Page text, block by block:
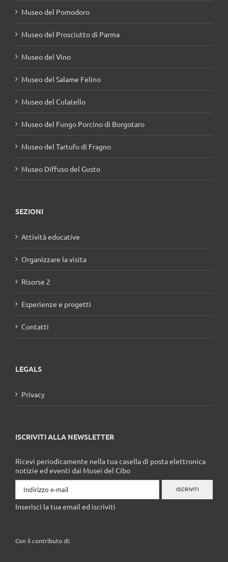
Museo del Pomodoro
Museo del Prosciutto di Parma
Museo del Vino
Museo del Salame Felino
Museo del Culatello
Museo del Fungo Porcino di Borgotaro
Museo del Tartufo di Fragno
Museo Diffuso del Gusto
SEZIONI
Attività educative
Organizzare la visita
Risorse 2
Esperienze e progetti
Contatti
LEGALS
Privacy
ISCRIVITI ALLA NEWSLETTER
Ricevi periodicamente nella tua casella di posta elettronica
notizie ed eventi dai Musei del Cibo
ISCRIVITI
Inserisci la tua email ed iscriviti
Con il contributo di: